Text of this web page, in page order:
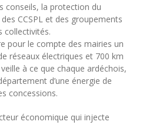
conseils, la protection du
CCSPL et des groupements
collectivités.
pour le compte des mairies un
réseaux électriques et 700 km
à ce que chaque ardéchois,
d’une énergie de
concessions.
économique qui injecte